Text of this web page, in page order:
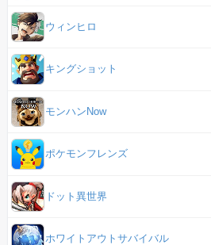
ウィンヒロ
キングショット
モンハンNow
ポケモンフレンズ
ドット異世界
ホワイトアウトサバイバル